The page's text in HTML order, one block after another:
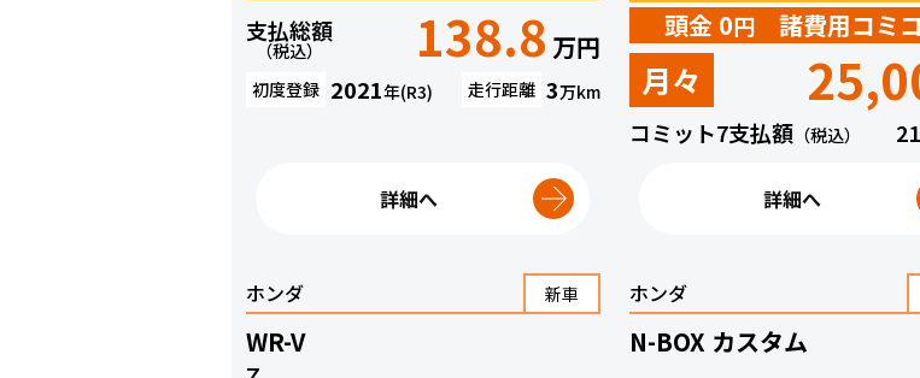
支払総額
（税込） 138.8 万円
初度登録 2021年(R3) 走行距離 3万km
詳細へ
頭金 0円 諸費用コミ
月々
コミット7支払額 （税込）
詳細へ
ホンダ 新車
WR-V
ホンダ
N-BOX カスタム